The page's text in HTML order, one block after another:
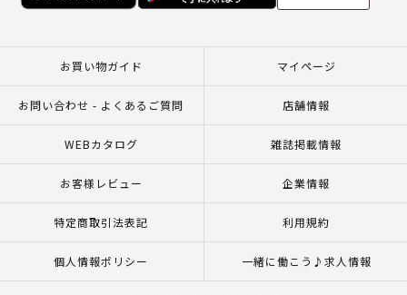
お買い物ガイド マイページ
お問い合わせ - よくあるご質問 店舗情報
WEBカタログ 雑誌掲載情報
お客様レビュー 企業情報
特定商取引法表記 利用規約
個人情報ポリシー 一緒に働こう♪求人情報